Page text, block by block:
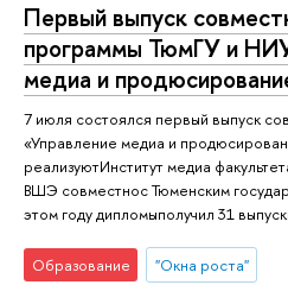
Первый выпуск
программы ТюмГУ и
медиа и
7 июля состоялся первый выпуск
«Управление медиа и
реализуютИнститут медиа
ВШЭ совместнос Тюменским
этом году дипломыполучил 31
Образование "Окна роста"